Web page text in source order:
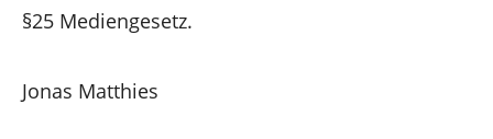
§25 Mediengesetz.
Jonas Matthies